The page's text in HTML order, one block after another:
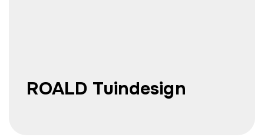
ROALD Tuindesign